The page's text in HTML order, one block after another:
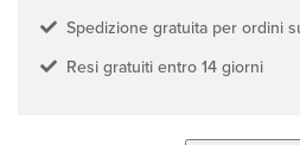
Spedizione gratuita per ordini
Resi gratuiti entro 14 giorni